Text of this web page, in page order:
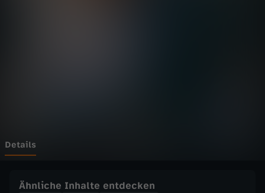
e
Details
Ähnliche Inhalte entdecken